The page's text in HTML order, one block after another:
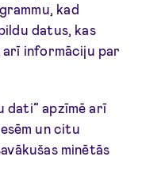
kad
datus, kas
informāciju par
dati” apzīmē arī
un citu
minētās